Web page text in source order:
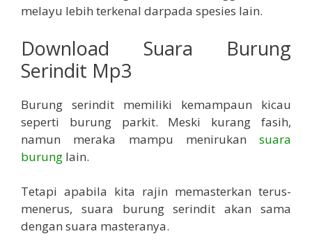
melayu lebih terkenal darpada spesies lain.
Download Suara Burung
Serindit Mp3
Burung serindit memiliki kemampaun kicau
seperti burung parkit. Meski kurang fasih,
namun meraka mampu menirukan suara
burung lain.
Tetapi apabila kita rajin memasterkan terus-
menerus, suara burung serindit akan sama
dengan suara masteranya.